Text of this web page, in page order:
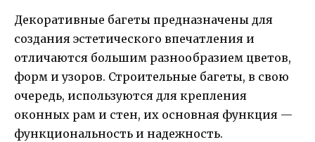
Декоративные багеты предназначены для
создания эстетического впечатления и
отличаются большим разнообразием цветов,
форм и узоров. Строительные багеты, в свою
очередь, используются для крепления
оконных рам и стен, их основная функция —
функциональность и надежность.